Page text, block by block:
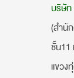
บริษัท
(สำนั
ชั้น11
แขวง